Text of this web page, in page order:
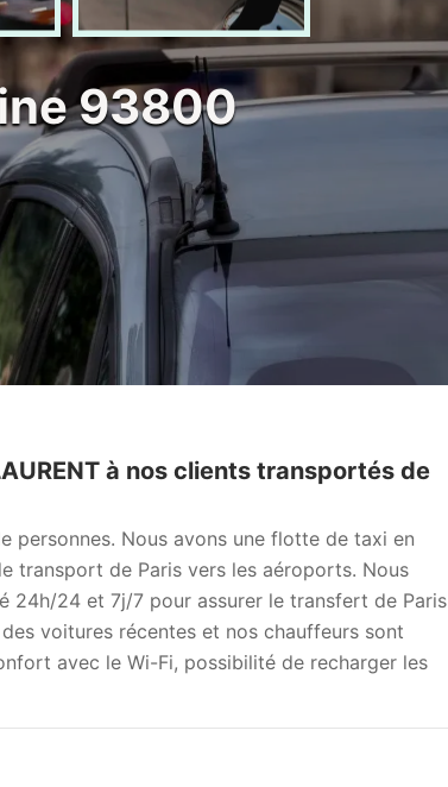
93800
à nos clients transportés de
personnes. Nous avons une flotte de taxi en
transport de Paris vers les aéroports. Nous
24h/24 et 7j/7 pour assurer le transfert de Paris
voitures récentes et nos chauffeurs sont
avec le Wi-Fi, possibilité de recharger les